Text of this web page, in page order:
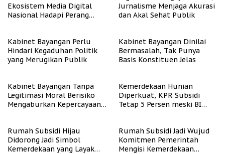
Ekosistem Media Digital
Nasional Hadapi Perang
Jurnalisme Menjaga Akurasi
dan Akal Sehat Publik
Kabinet Bayangan Perlu
Hindari Kegaduhan Politik
yang Merugikan Publik
Kabinet Bayangan Dinilai
Bermasalah, Tak Punya
Basis Konstituen Jelas
Kabinet Bayangan Tanpa
Legitimasi Moral Berisiko
Mengaburkan Kepercayaan
Kemerdekaan Hunian
Diperkuat, KPR Subsidi
Tetap 5 Persen meski BI
Rumah Subsidi Hijau
Didorong Jadi Simbol
Kemerdekaan yang Layak
Rumah Subsidi Jadi Wujud
Komitmen Pemerintah
Mengisi Kemerdekaan